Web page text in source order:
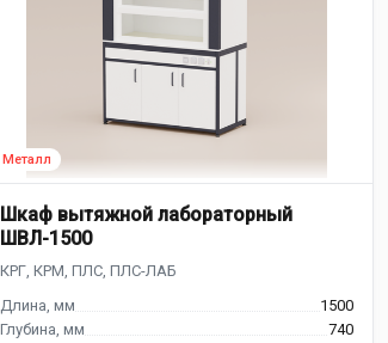
Шкаф вытяжной лабораторный
ШВЛ-1500
1500
740